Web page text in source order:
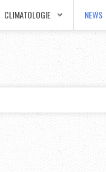
CLIMATOLOGIE NEWS